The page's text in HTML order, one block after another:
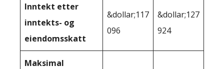
Inntekt etter
inntekts- og
eiendomsskatt
&dollar;117
096
&dollar;127
924
Maksimal